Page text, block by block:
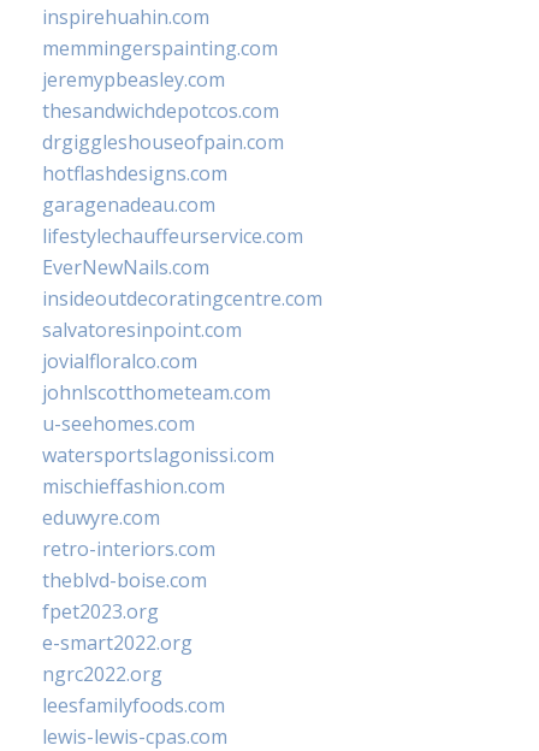
inspirehuahin.com
memmingerspainting.com
jeremypbeasley.com
thesandwichdepotcos.com
drgiggleshouseofpain.com
hotflashdesigns.com
garagenadeau.com
lifestylechauffeurservice.com
EverNewNails.com
insideoutdecoratingcentre.com
salvatoresinpoint.com
jovialfloralco.com
johnlscotthometeam.com
u-seehomes.com
watersportslagonissi.com
mischieffashion.com
eduwyre.com
retro-interiors.com
theblvd-boise.com
fpet2023.org
e-smart2022.org
ngrc2022.org
leesfamilyfoods.com
lewis-lewis-cpas.com